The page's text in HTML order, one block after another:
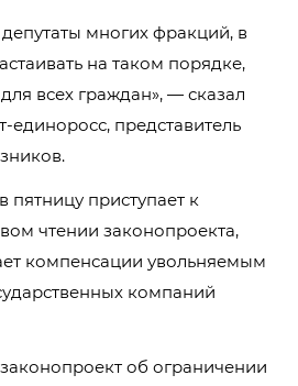
многих фракций, в
на таком порядке,
всех граждан», — сказал
единоросс, представитель
пятницу приступает к
чтении законопроекта,
компенсации увольняемым
компаний
об ограничении